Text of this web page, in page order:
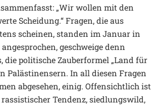
„Wir wollen mit den
Scheidung.“ Fragen, die aus
scheinen, standen im Januar in
geschweige denn
die politische Zauberformel „Land für
Palästinensern. In all diesen Fragen
abgesehen, einig. Offensichtlich ist
Tendenz, siedlungswild,